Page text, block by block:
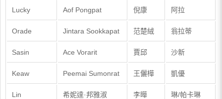
Lucky Aof Pongpat 倪康 阿拉
Orade Jintara Sookkapat 范楚絨 翁拉蒂
Sasin Ace Vorarit 賈邱 沙新
Keaw Peemai Sumonrat 王儷樺 凱優
Lin 希妮達·邦雅淑 李曄 琳/帕卡琳